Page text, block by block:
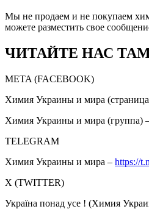
Мы не продаем и не покупаем
можете разместить свое
ЧИТАЙТЕ НАС
META (FACEBOOK)
Химия Украины и мира
Химия Украины и мира (группа)
TELEGRAM
Химия Украины и мира – https://
Х (TWITTER)
Україна понад усе ! (Химия